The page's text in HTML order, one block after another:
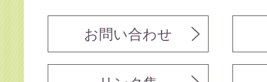
お問い合わせ